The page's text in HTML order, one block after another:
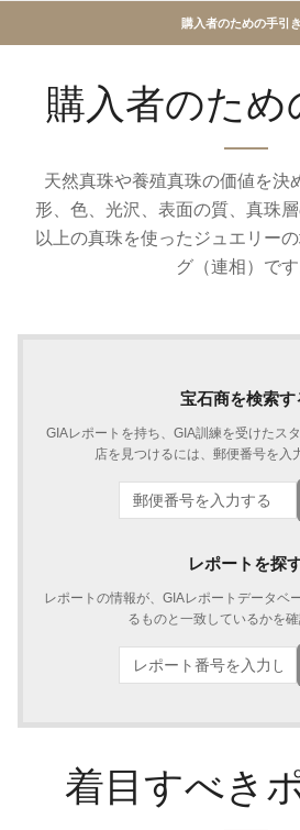
購入者のための手引き
購入者のため
天然真珠や養殖真珠の価値を決
形、色、光沢、表面の質、真珠
以上の真珠を使ったジュエリー
グ（連相）です
宝石商を検索す
GIAレポートを持ち、GIA訓練を受けたス
店を見つけるには、郵便番号を入
レポートを探
レポートの情報が、GIAレポートデータベ
るものと一致しているかを確
着目すべき